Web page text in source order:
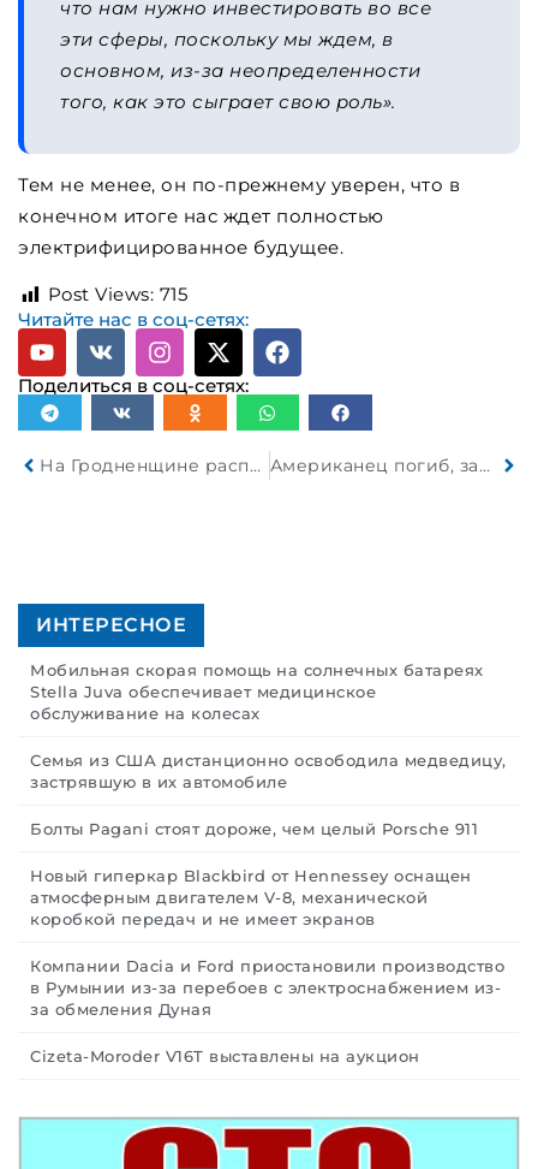
что нам нужно инвестировать во все
эти сферы, поскольку мы ждем, в
основном, из-за неопределенности
того, как это сыграет свою роль».
Тем не менее, он по-прежнему уверен, что в
конечном итоге нас ждет полностью
электрифицированное будущее.
Post Views: 715
Читайте нас в соц-сетях:
Поделиться в соц-сетях:
На Гродненщине распоясались пассажиры Американец погиб, защищая свой Ford Galaxie 500 1965 года от шторма
ИНТЕРЕСНОЕ
Мобильная скорая помощь на солнечных батареях
Stella Juva обеспечивает медицинское
обслуживание на колесах
Семья из США дистанционно освободила медведицу,
застрявшую в их автомобиле
Болты Pagani стоят дороже, чем целый Porsche 911
Новый гиперкар Blackbird от Hennessey оснащен
атмосферным двигателем V-8, механической
коробкой передач и не имеет экранов
Компании Dacia и Ford приостановили производство
в Румынии из-за перебоев с электроснабжением из-
за обмеления Дуная
Cizeta-Moroder V16T выставлены на аукцион